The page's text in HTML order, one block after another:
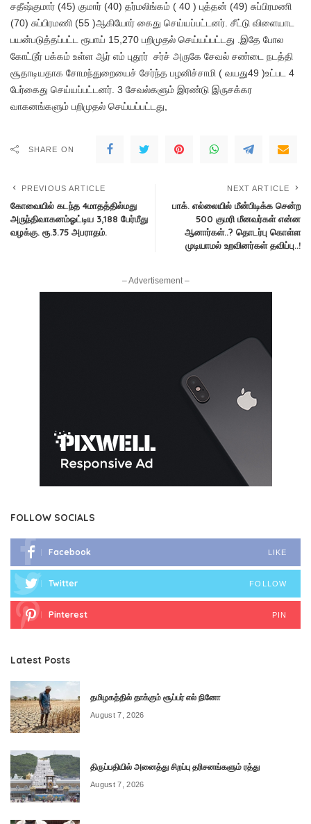
சதீஷ்குமார் (45) குமார் (40) தர்மலிங்கம் ( 40 ) புத்தன் (49) சுப்பிரமணி
(70) சுப்பிரமணி (55 )ஆகியோர் கைது செய்யப்பட்டனர். சீட்டு விளையாட
பயன்படுத்தப்பட்ட ரூபாய் 15,270 பறிமுதல் செய்யப்பட்டது .இதே போல
கோட்டூர் பக்கம் உள்ள ஆர் எம் புதூர் சர்ச் அருகே சேவல் சண்டை நடத்தி
சூதாடியதாக சோமந்துறையைச் சேர்ந்த பழனிச்சாமி ( வயது49 )உட்பட 4
பேர்கைது செய்யப்பட்டனர். 3 சேவல்களும் இரண்டு இருசக்கர
வாகனங்களும் பறிமுதல் செய்யப்பட்டது,
SHARE ON
PREVIOUS ARTICLE
கோவையில் கடந்த 4மாதத்தில்மது
அருந்திவாகனம்ஓட்டிய 3,188 பேர்மீது
வழக்கு. ரூ.3.75 அபராதம்.
NEXT ARTICLE
பாக். எல்லையில் மீன்பிடிக்க சென்ற
500 குமரி மீனவர்கள் என்ன
ஆனார்கள்..? தொடர்பு கொள்ள
முடியாமல் உறவினர்கள் தவிப்பு..!
– Advertisement –
FOLLOW SOCIALS
Facebook LIKE
Twitter FOLLOW
Pinterest PIN
Latest Posts
தமிழகத்தில் தாக்கும் சூப்பர் எல் நினோ
August 7, 2026
திருப்பதியில் அனைத்து சிறப்பு தரிசனங்களும் ரத்து
August 7, 2026